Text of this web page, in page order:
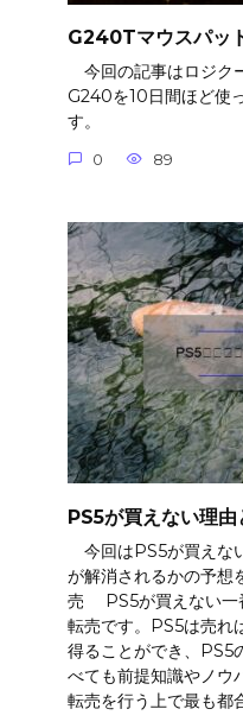
G240Tマウスパッ
今回の記事はロジク
G240を10日間ほど使
す。
0 89
PS5が買えない理
今回はPS5が買えな
が解消されるかの予想
売 PS5が買えない一
転売です。PS5は売れ
得ることができ、PS5
べても前提知識やノウ
転売を行う上で最も